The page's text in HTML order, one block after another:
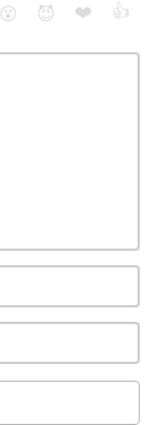
😮
😈 ❤️ 👍